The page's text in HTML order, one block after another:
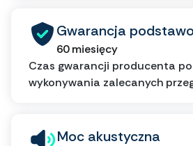
Gwarancja
60 miesięcy
Czas gwarancji producenta
wykonywania zalecanych
Moc akustyczna